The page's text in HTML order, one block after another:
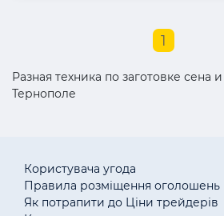
1
Разная техника по заготовке сена
Тернополе
Користувача угода
Правила розміщення оголошень
Як потрапити до Ціни трейдерів